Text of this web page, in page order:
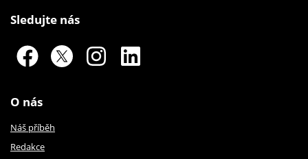
Sledujte nás
O nás
Náš příběh
Redakce